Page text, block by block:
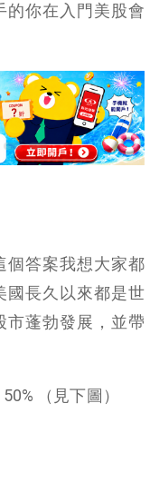
的你在入門美股會
個答案我想大家都
國長久以來都是世
市蓬勃發展，並帶
（見下圖）